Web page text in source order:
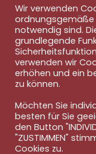
und
Jahn & Partner
Versicherungen |
Rundumschutz
Medizingeräte
Instandsetzung |
Impressum
Wir verwenden
ordnungsgemäße
notwendig sind.
grundlegende
verwenden wir
erhöhen und ein
zu können.
Möchten Sie
besten für Sie
den Button
"ZUSTIMMEN"
Cookies zu.